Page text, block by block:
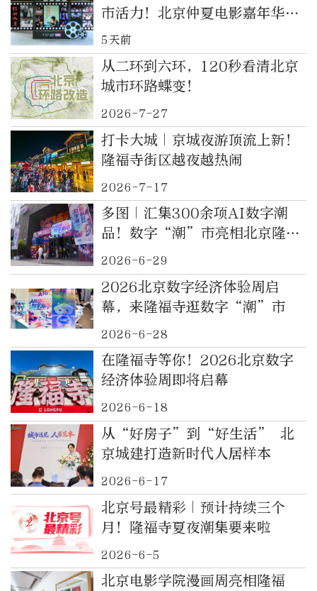
市活力！北京仲夏电影嘉年华在
隆福寺启动
5天前
从二环到六环，120秒看清北京
城市环路蝶变！
2026-7-27
打卡大城｜京城夜游顶流上新！
隆福寺街区越夜越热闹
2026-7-17
多图｜汇集300余项AI数字潮
品！数字“潮”市亮相北京隆福
寺
2026-6-29
2026北京数字经济体验周启
幕，来隆福寺逛数字“潮”市
2026-6-28
在隆福寺等你！2026北京数字
经济体验周即将启幕
2026-6-18
从“好房子”到“好生活” 北
京城建打造新时代人居样本
2026-6-17
北京号最精彩｜预计持续三个
月！隆福寺夏夜潮集要来啦
2026-6-5
北京电影学院漫画周亮相隆福